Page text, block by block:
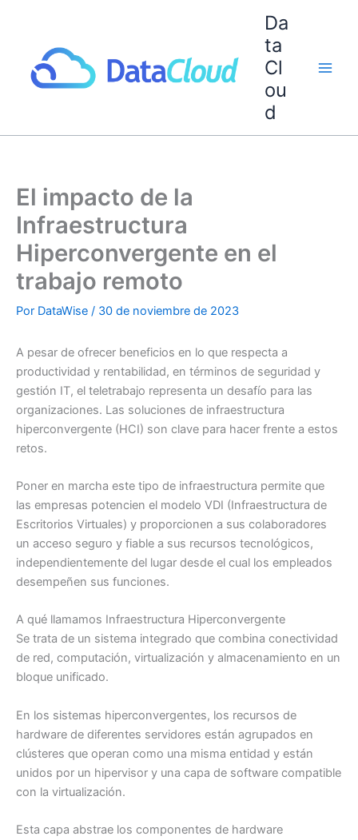
contenido
Da
ta
Cl
ou
d
El impacto de la
Infraestructura
Hiperconvergente en el
trabajo remoto
Por DataWise / 30 de noviembre de 2023
A pesar de ofrecer beneficios en lo que respecta a
productividad y rentabilidad, en términos de seguridad y
gestión IT, el teletrabajo representa un desafío para las
organizaciones. Las soluciones de infraestructura
hiperconvergente (HCI) son clave para hacer frente a estos
retos.
Poner en marcha este tipo de infraestructura permite que
las empresas potencien el modelo VDI (Infraestructura de
Escritorios Virtuales) y proporcionen a sus colaboradores
un acceso seguro y fiable a sus recursos tecnológicos,
independientemente del lugar desde el cual los empleados
desempeñen sus funciones.
A qué llamamos Infraestructura Hiperconvergente
Se trata de un sistema integrado que combina conectividad
de red, computación, virtualización y almacenamiento en un
bloque unificado.
En los sistemas hiperconvergentes, los recursos de
hardware de diferentes servidores están agrupados en
clústeres que operan como una misma entidad y están
unidos por un hipervisor y una capa de software compatible
con la virtualización.
Esta capa abstrae los componentes de hardware